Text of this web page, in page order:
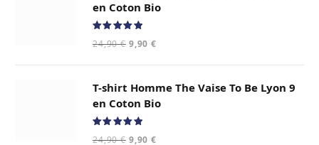
en Coton Bio
sur 5
24,90€ Le
était :
24,90 €.
9,90€Le
est :
9,90 €.
T-shirt Homme The Vaise To Be Lyon 9
en Coton Bio
sur 5
24,90€ Le
9,90€Le